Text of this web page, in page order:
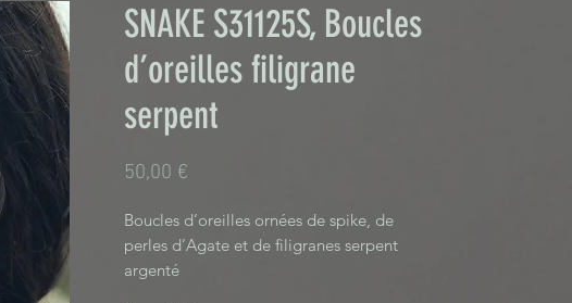
SNAKE S31125S, Boucles
d’oreilles filigrane
serpent
50,00 €
Boucles d’oreilles ornées de spike, de
perles d’Agate et de filigranes serpent
argenté